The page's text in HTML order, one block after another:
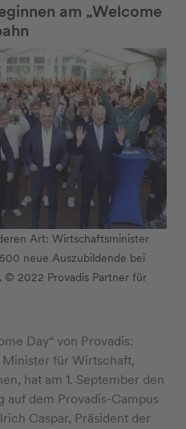
am „Welcome
Art: Wirtschaftsminister
neue Auszubildende bei
© 2022 Provadis Partner für
Day“ von Provadis:
Minister für Wirtschaft,
hat am 1. September den
auf dem Provadis-Campus
Caspar, Präsident der